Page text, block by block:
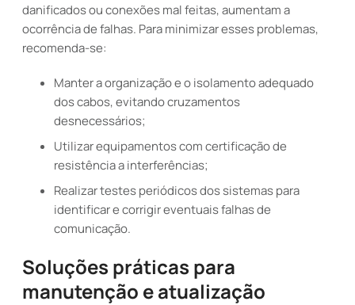
danificados ou conexões mal feitas, aumentam a
ocorrência de falhas. Para minimizar esses problemas,
recomenda-se:
Manter a organização e o isolamento adequado
dos cabos, evitando cruzamentos
desnecessários;
Utilizar equipamentos com certificação de
resistência a interferências;
Realizar testes periódicos dos sistemas para
identificar e corrigir eventuais falhas de
comunicação.
Soluções práticas para
manutenção e atualização